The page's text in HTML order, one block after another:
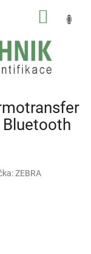
Bluetooth
ZEBRA